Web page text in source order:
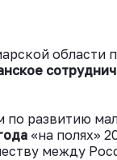
области
по развитию
«на полях»
между